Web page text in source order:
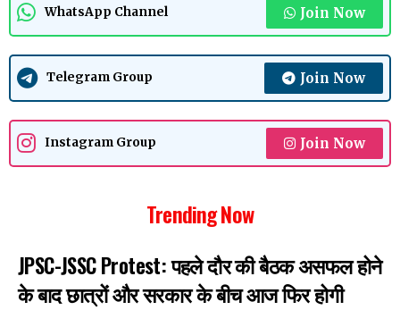
WhatsApp Channel Join Now
Telegram Group Join Now
Instagram Group Join Now
Trending Now
JPSC-JSSC Protest: पहले दौर की बैठक असफल होने
के बाद छात्रों और सरकार के बीच आज फिर होगी